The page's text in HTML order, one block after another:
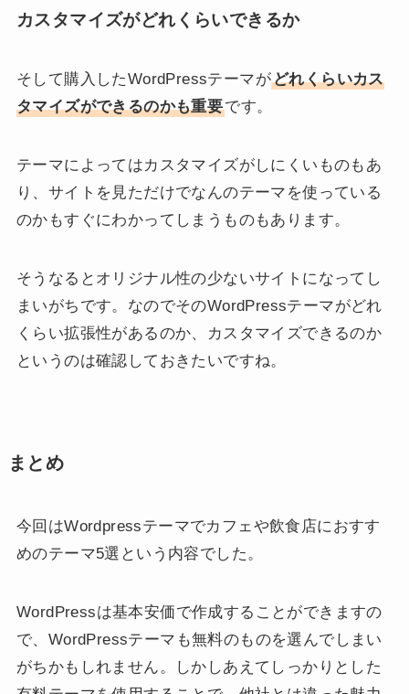
カスタマイズがどれくらいできるか
そして購入したWordPressテーマがどれくらいカス
タマイズができるのかも重要です。
テーマによってはカスタマイズがしにくいものもあ
り、サイトを見ただけでなんのテーマを使っている
のかもすぐにわかってしまうものもあります。
そうなるとオリジナル性の少ないサイトになってし
まいがちです。なのでそのWordPressテーマがどれ
くらい拡張性があるのか、カスタマイズできるのか
というのは確認しておきたいですね。
まとめ
今回はWordpressテーマでカフェや飲食店におすす
めのテーマ5選という内容でした。
WordPressは基本安価で作成することができますの
で、WordPressテーマも無料のものを選んでしまい
がちかもしれません。しかしあえてしっかりとした